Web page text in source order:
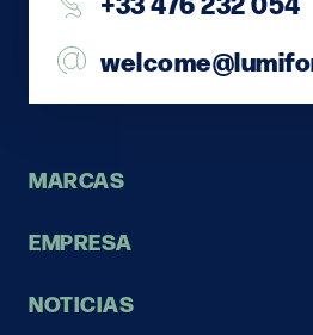
MARCAS
EMPRESA
NOTICIAS